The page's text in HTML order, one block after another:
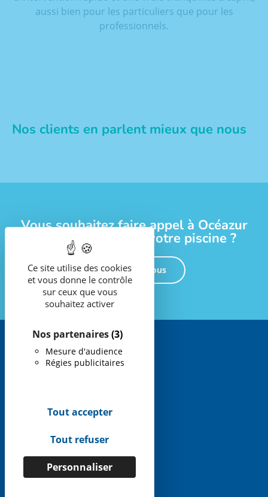
Ce site utilise des cookies
et vous donne le contrôle
sur ceux que vous
souhaitez activer
Nos partenaires(3)
Mesure d'audience
Régies publicitaires
Tout accepter
Tout refuser
Personnaliser
aussi bien pour les particuliers que pour les
professionnels.
Nos clients en parlent mieux que nous
Vous souhaitez faire appel à Océazur
pour l’entretien de votre piscine ?
Contactez-nous
Plan du site
Mentions légales